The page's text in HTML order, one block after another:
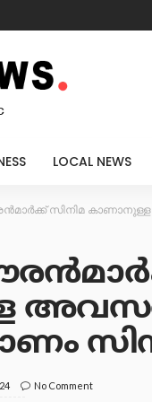
LOCAL NEWS
സിനിമ
No Comment